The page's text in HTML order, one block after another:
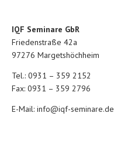
IQF Seminare GbR
Friedenstraße 42a
97276 Margetshöchheim
Tel.: 0931 – 359 2152
Fax: 0931 – 359 2796
E-Mail: info@iqf-seminare.de